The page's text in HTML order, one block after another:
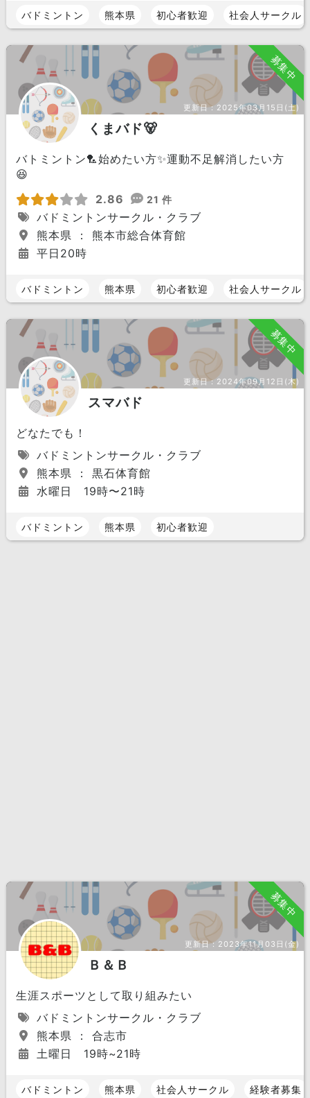
バドミントン 熊本県 初心者歓迎 社会人サークル
募集中
更新日： 2025年03月15日(土)
くまバド🐻
バトミントン🏸始めたい方✨運動不足解消したい方
😆
2.86
21 件
バドミントンサークル・クラブ
熊本県 ： 熊本市総合体育館
平日20時
バドミントン 熊本県 初心者歓迎 社会人サークル
募集中
更新日： 2024年09月12日(木)
スマバド
どなたでも！
バドミントンサークル・クラブ
熊本県 ： 黒石体育館
水曜日 19時〜21時
バドミントン 熊本県 初心者歓迎
募集中
更新日： 2023年11月03日(金)
Ｂ＆Ｂ
生涯スポーツとして取り組みたい
バドミントンサークル・クラブ
熊本県 ： 合志市
土曜日 19時~21時
バドミントン 熊本県 社会人サークル 経験者募集